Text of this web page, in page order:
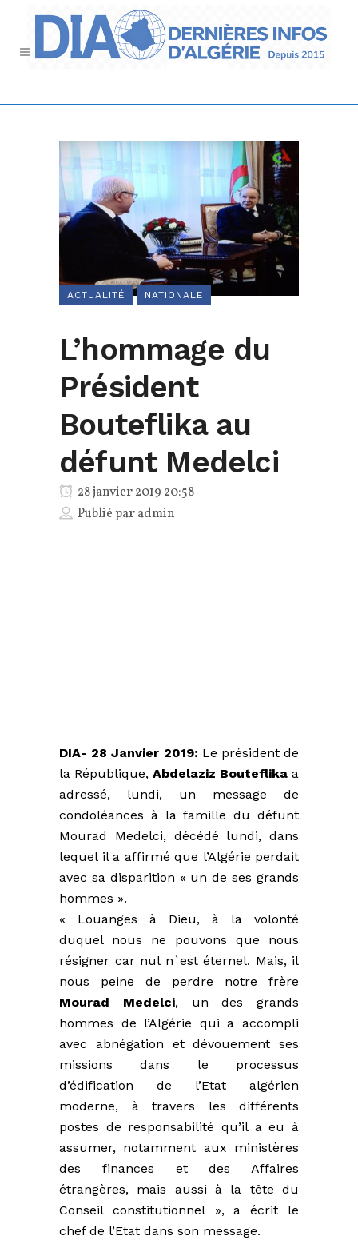
ACTUALITÉ NATIONALE
L’hommage du
Président
Bouteflika au
défunt Medelci
28 janvier 2019 20:58
Publié paradmin
DIA- 28 Janvier 2019: Le président de
la République, Abdelaziz Bouteflika a
adressé, lundi, un message de
condoléances à la famille du défunt
Mourad Medelci, décédé lundi, dans
lequel il a affirmé que l’Algérie perdait
avec sa disparition « un de ses grands
hommes ».
« Louanges à Dieu, à la volonté
duquel nous ne pouvons que nous
résigner car nul n`est éternel. Mais, il
nous peine de perdre notre frère
Mourad Medelci, un des grands
hommes de l’Algérie qui a accompli
avec abnégation et dévouement ses
missions dans le processus
d’édification de l’Etat algérien
moderne, à travers les différents
postes de responsabilité qu’il a eu à
assumer, notamment aux ministères
des finances et des Affaires
étrangères, mais aussi à la tête du
Conseil constitutionnel », a écrit le
chef de l’Etat dans son message.